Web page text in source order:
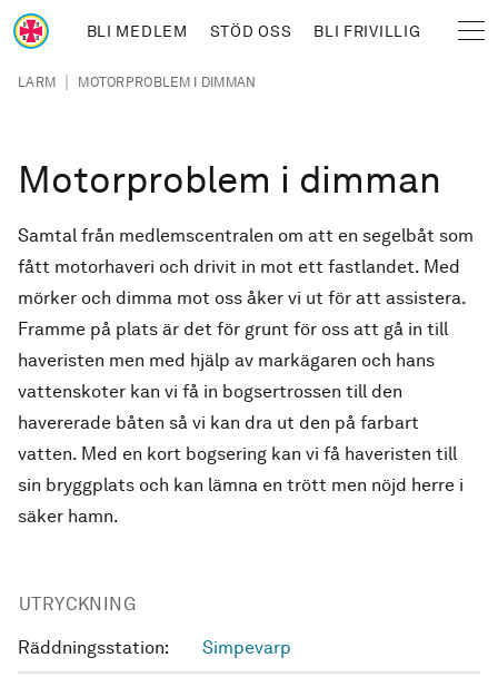
Hoppa till huvudinnehåll
BLI MEDLEM STÖD OSS BLI FRIVILLIG
Länkstig
LARM | MOTORPROBLEM I DIMMAN
Motorproblem i dimman
Samtal från medlemscentralen om att en segelbåt som
fått motorhaveri och drivit in mot ett fastlandet. Med
mörker och dimma mot oss åker vi ut för att assistera.
Framme på plats är det för grunt för oss att gå in till
haveristen men med hjälp av markägaren och hans
vattenskoter kan vi få in bogsertrossen till den
havererade båten så vi kan dra ut den på farbart
vatten. Med en kort bogsering kan vi få haveristen till
sin bryggplats och kan lämna en trött men nöjd herre i
säker hamn.
UTRYCKNING
Räddningsstation: Simpevarp